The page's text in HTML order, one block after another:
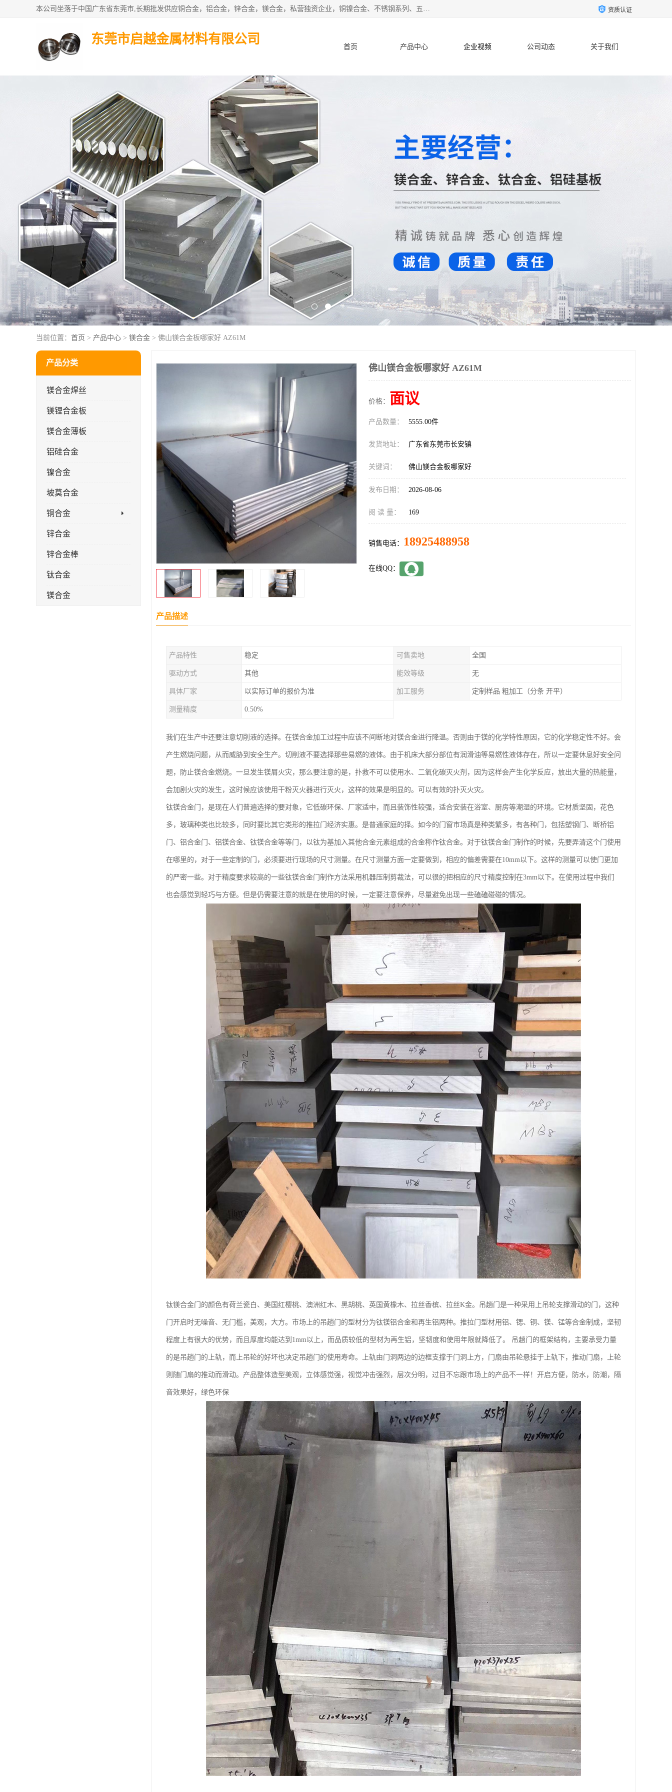
本公司坐落于中国广东省东莞市,长期批发供应铜合金，铝合金，锌合金，镁合金，私营独资企业，铜镍合金、不锈钢系列、五金冲压材料、进口金属材料、钨钢、高速钢、白钢刀、铝系列材料、铝镁合金、锰钢片等，启越是一家经国家相关部门批准注册的企业。公司以雄厚的实力、合理的厂家、优良的服务与多家企业建立了长期的合作关系。欢迎前来参观、考察、洽谈业务。 金属材料...,欢迎惠顾！ 资质认证
东莞市启越金属材料有限公司
首页 产品中心 企业视频 公司动态 关于我们
当前位置： 首页 > 产品中心 > 镁合金 > 佛山镁合金板哪家好 AZ61M
产品分类
镁合金焊丝
镁锂合金板
镁合金薄板
铝硅合金
镍合金
坡莫合金
铜合金
锌合金
锌合金棒
钛合金
镁合金
佛山镁合金板哪家好 AZ61M
价格： 面议
产品数量： 5555.00件
发货地址： 广东省东莞市长安镇
关键词： 佛山镁合金板哪家好
发布日期： 2026-08-06
阅 读 量： 169
销售电话： 18925488958
在线QQ：
产品描述
产品特性 稳定 可售卖地 全国
驱动方式 其他 能效等级 无
具体厂家 以实际订单的报价为准 加工服务 定制样品 粗加工（分条 开平）
测量精度 0.50%
我们在生产中还要注意切削液的选择。在镁合金加工过程中应该不间断地对镁合金进行降温。否则由于镁的化学特性原因，它的化学稳定性不好。会
产生燃烧问题，从而威胁到安全生产。切削液不要选择那些易燃的液体。由于机床大部分部位有润滑油等易燃性液体存在，所以一定要休息好安全问
题，防止镁合金燃烧。一旦发生镁屑火灾，那么要注意的是，扑救不可以使用水、二氧化碳灭火剂，因为这样会产生化学反应，放出大量的热能量，
会加剧火灾的发生，这时候应该使用干粉灭火器进行灭火，这样的效果是明显的。可以有效的扑灭火灾。
钛镁合金门，是现在人们普遍选择的要对象，它低碳环保、厂家适中，而且装饰性较强，适合安装在浴室、厨房等潮湿的环境。它材质坚固，花色
多，玻璃种类也比较多，同时要比其它类形的推拉门经济实惠。是普通家庭的择。如今的门窗市场真是种类繁多，有各种门，包括塑钢门、断桥铝
门、铝合金门、铝镁合金、钛镁合金等等门，以钛为基加入其他合金元素组成的合金称作钛合金。对于钛镁合金门制作的时候，先要弄清这个门使用
在哪里的，对于一些定制的门，必须要进行现场的尺寸测量。在尺寸测量方面一定要做到，相应的偏差需要在10mm以下。这样的测量可以使门更加
的严密一些。对于精度要求较高的一些钛镁合金门制作方法采用机器压制剪裁法，可以很的把相应的尺寸精度控制在3mm以下。在使用过程中我们
也会感觉到轻巧与方便。但是仍需要注意的就是在使用的时候，一定要注意保养，尽量避免出现一些磕磕碰碰的情况。
钛镁合金门的颜色有荷兰瓷白、美国红樱桃、澳洲红木、黑胡桃、英国黄橡木、拉丝香槟、拉丝K金。吊趟门是一种采用上吊轮支撑滑动的门，这种
门开启时无噪音、无门槛，美观，大方。市场上的吊趟门的型材分为钛镁铝合金和再生铝两种。推拉门型材用铝、锶、铜、镁、锰等合金制成，坚韧
程度上有很大的优势，而且厚度均能达到1mm以上，而品质较低的型材为再生铝，坚韧度和使用年限就降低了。 吊趟门的框架结构，主要承受力量
的是吊趟门的上轨，而上吊轮的好坏也决定吊趟门的使用寿命。上轨由门洞两边的边框支撑于门洞上方，门扇由吊轮悬挂于上轨下，推动门扇，上轮
则随门扇的推动而滑动。产品整体造型美观，立体感觉强，视觉冲击强烈，层次分明，过目不忘跟市场上的产品不一样！开启方便，防水，防潮，隔
音效果好，绿色环保